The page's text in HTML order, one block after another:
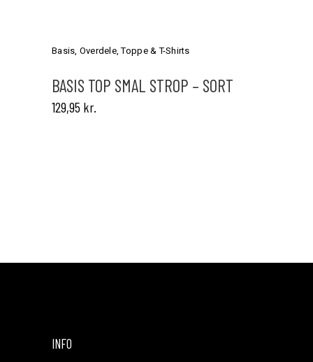
varianter.
Mulighederne
kan
Basis, Overdele,Toppe & T-Shirts
BASIS TOP SMAL STROP – SORT
129,95 kr.
INFO